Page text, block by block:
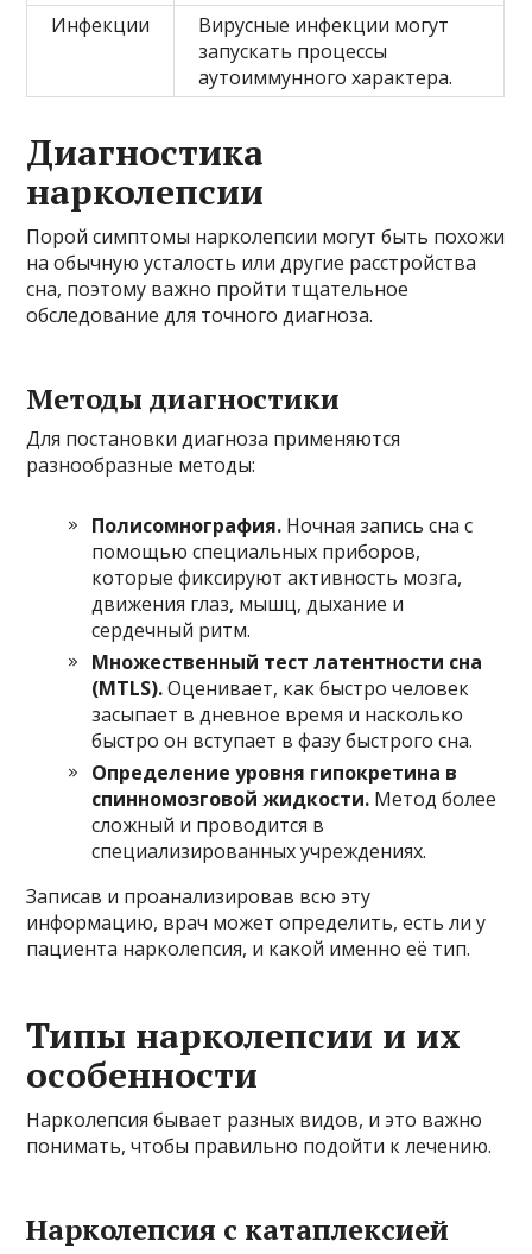
Инфекции
Вирусные инфекции могут
запускать процессы
аутоиммунного характера.
Диагностика
нарколепсии
Порой симптомы нарколепсии могут быть похожи
на обычную усталость или другие расстройства
сна, поэтому важно пройти тщательное
обследование для точного диагноза.
Методы диагностики
Для постановки диагноза применяются
разнообразные методы:
Полисомнография. Ночная запись сна с
помощью специальных приборов,
которые фиксируют активность мозга,
движения глаз, мышц, дыхание и
сердечный ритм.
Множественный тест латентности сна
(MTLS).Оценивает, как быстро человек
засыпает в дневное время и насколько
быстро он вступает в фазу быстрого сна.
Определение уровня гипокретина в
спинномозговой жидкости. Метод более
сложный и проводится в
специализированных учреждениях.
Записав и проанализировав всю эту
информацию, врач может определить, есть ли у
пациента нарколепсия, и какой именно её тип.
Типы нарколепсии и их
особенности
Нарколепсия бывает разных видов, и это важно
понимать, чтобы правильно подойти к лечению.
Нарколепсия с катаплексией